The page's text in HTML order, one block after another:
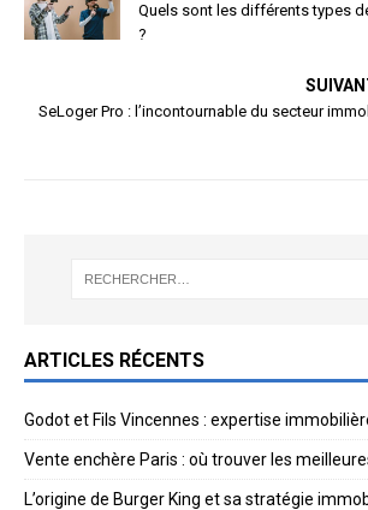
Quels sont les différents types
?
SeLoger Pro : l’incontournable du secteur
ARTICLES RÉCENTS
Godot et Fils Vincennes : expertise
Vente enchère Paris : où trouver les
L’origine de Burger King et sa stratégie